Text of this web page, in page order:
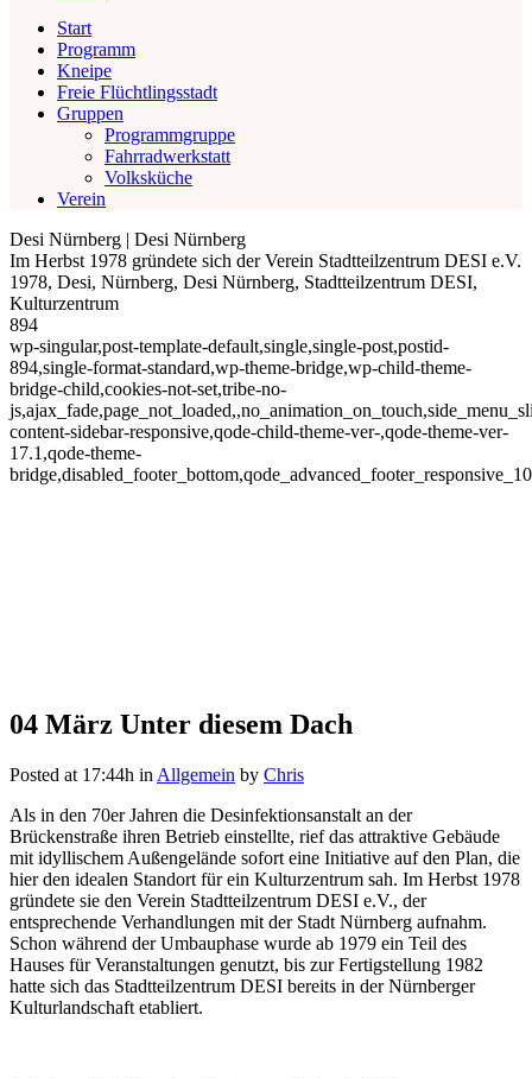
Start
Programm
Kneipe
Freie Flüchtlingsstadt
Gruppen
Programmgruppe
Fahrradwerkstatt
Volksküche
Verein
Desi Nürnberg | Desi Nürnberg
Im Herbst 1978 gründete sich der Verein Stadtteilzentrum DESI e.V.
1978, Desi, Nürnberg, Desi Nürnberg, Stadtteilzentrum DESI,
Kulturzentrum
894
wp-singular,post-template-default,single,single-post,postid-
894,single-format-standard,wp-theme-bridge,wp-child-theme-
bridge-child,cookies-not-set,tribe-no-
content-sidebar-responsive,qode-child-theme-ver-,qode-theme-ver-
17.1,qode-theme-
04 März Unter diesem Dach
Posted at 17:44h in Allgemein by Chris
Als in den 70er Jahren die Desinfektionsanstalt an der
Brückenstraße ihren Betrieb einstellte, rief das attraktive Gebäude
mit idyllischem Außengelände sofort eine Initiative auf den Plan, die
hier den idealen Standort für ein Kulturzentrum sah. Im Herbst 1978
gründete sie den Verein Stadtteilzentrum DESI e.V., der
entsprechende Verhandlungen mit der Stadt Nürnberg aufnahm.
Schon während der Umbauphase wurde ab 1979 ein Teil des
Hauses für Veranstaltungen genutzt, bis zur Fertigstellung 1982
hatte sich das Stadtteilzentrum DESI bereits in der Nürnberger
Kulturlandschaft etabliert.